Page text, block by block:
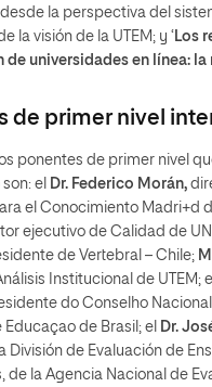
la perspectiva del
la visión de la UTEM; y ‘Los
universidades en línea: la
de primer nivel
ponentes de primer nivel
el Dr. Federico Morán,
el Conocimiento Madri+d
ejecutivo de Calidad de
de Vertebral – Chile;
Institucional de UTEM; el
do Conselho
Educaçao de Brasil; el Dr.
División de Evaluación de
de la Agencia Nacional de